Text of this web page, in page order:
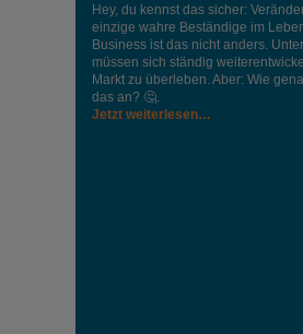
Hey, du kennst das sicher:
einzige wahre Beständige im
Business ist das nicht anders.
müssen sich ständig
Markt zu überleben. Aber: Wie
das an? 🤔.
Jetzt weiterlesen…